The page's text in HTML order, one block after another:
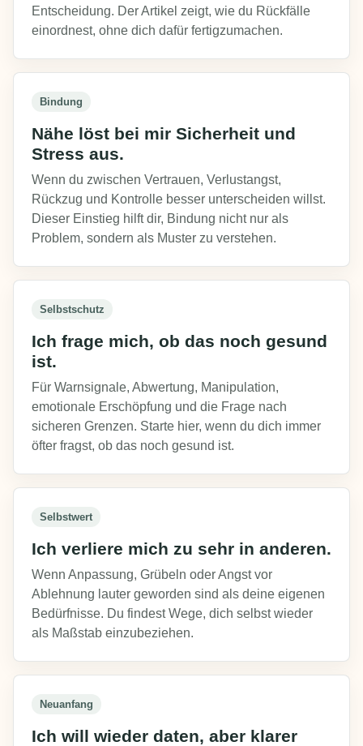
Entscheidung. Der Artikel zeigt, wie du Rückfälle
einordnest, ohne dich dafür fertigzumachen.
Bindung
Nähe löst bei mir Sicherheit und
Stress aus.
Wenn du zwischen Vertrauen, Verlustangst,
Rückzug und Kontrolle besser unterscheiden willst.
Dieser Einstieg hilft dir, Bindung nicht nur als
Problem, sondern als Muster zu verstehen.
Selbstschutz
Ich frage mich, ob das noch gesund
ist.
Für Warnsignale, Abwertung, Manipulation,
emotionale Erschöpfung und die Frage nach
sicheren Grenzen. Starte hier, wenn du dich immer
öfter fragst, ob das noch gesund ist.
Selbstwert
Ich verliere mich zu sehr in anderen.
Wenn Anpassung, Grübeln oder Angst vor
Ablehnung lauter geworden sind als deine eigenen
Bedürfnisse. Du findest Wege, dich selbst wieder
als Maßstab einzubeziehen.
Neuanfang
Ich will wieder daten, aber klarer